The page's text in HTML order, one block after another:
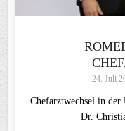
24. Juli
Chefarztwechsel in
Dr.